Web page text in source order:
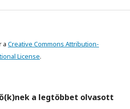
a Creative Commons Attribution-
License.
a legtöbbet olvasott